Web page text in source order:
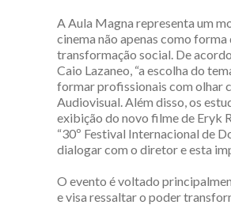
A Aula Magna representa um
cinema não apenas como
transformação social. De
Caio Lazaneo, “a escolha do
formar profissionais com olhar
Audiovisual. Além disso, os
exibição do novo filme de Eryk
“30º Festival Internacional de
dialogar com o diretor e esta
O evento é voltado
e visa ressaltar o poder